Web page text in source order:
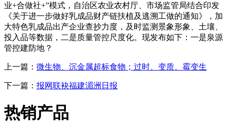
业+合做社+”模式，自治区农业农村厅、市场监管局结合印发
《关于进一步做好乳成品财产链扶植及逃溯工做的通知》，加
大特色乳成品出产企业查抄力度，及时监测景象形象、土壤、
投入品等数据，二是质量管控尺度化。现发布如下：一是泉源
管控建防地？
上一篇： 微生物、沉金属超标食物；过时、变质、霉变生
下一篇： 报网联袂福建湄洲日报
热销产品